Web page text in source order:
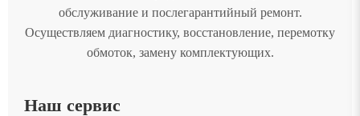
обслуживание и послегарантийный ремонт.
Осуществляем диагностику, восстановление, перемотку
обмоток, замену комплектующих.
Наш сервис